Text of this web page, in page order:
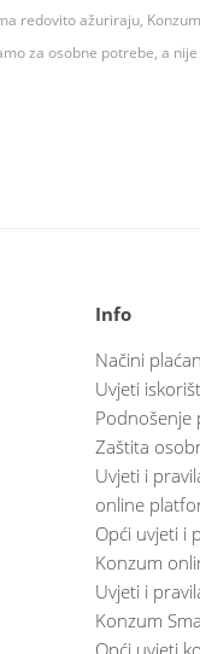
redovito ažuriraju,
za osobne potrebe, a
Info
Načini
Uvjeti
Podnošenje
Zaštita
Uvjeti i
online
Opći uvjeti i
Konzum
Uvjeti i
Konzum
Opći uvjeti